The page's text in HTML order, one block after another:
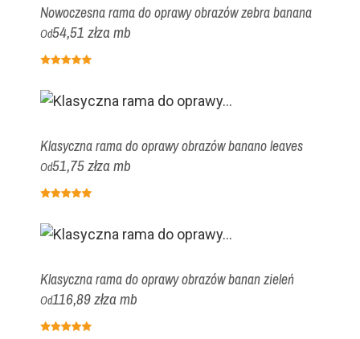
Nowoczesna rama do oprawy obrazów zebra banana
Od54,51 złza mb
Klasyczna rama do oprawy obrazów banano leaves
Od51,75 złza mb
Klasyczna rama do oprawy obrazów banan zieleń
Od116,89 złza mb